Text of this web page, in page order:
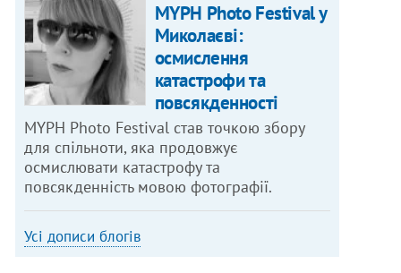
MYPH Photo Festival у
Миколаєві:
осмислення
катастрофи та
повсякденності
MYPH Photo Festival став точкою збору
для спільноти, яка продовжує
осмислювати катастрофу та
повсякденність мовою фотографії.
Усі дописи блогів